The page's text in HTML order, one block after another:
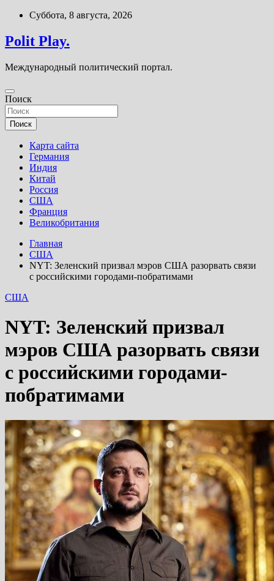
Перейти
содержимому
Суббота, 8 августа, 2026
Polit Play.
Международный политический портал.
Поиск
Поиск
Карта сайта
Германия
Индия
Китай
Россия
США
Франция
Великобритания
Главная
США
NYT: Зеленский призвал мэров США разорвать связи
с российскими городами-побратимами
США
NYT: Зеленский призвал
мэров США разорвать связи
с российскими городами-
побратимами